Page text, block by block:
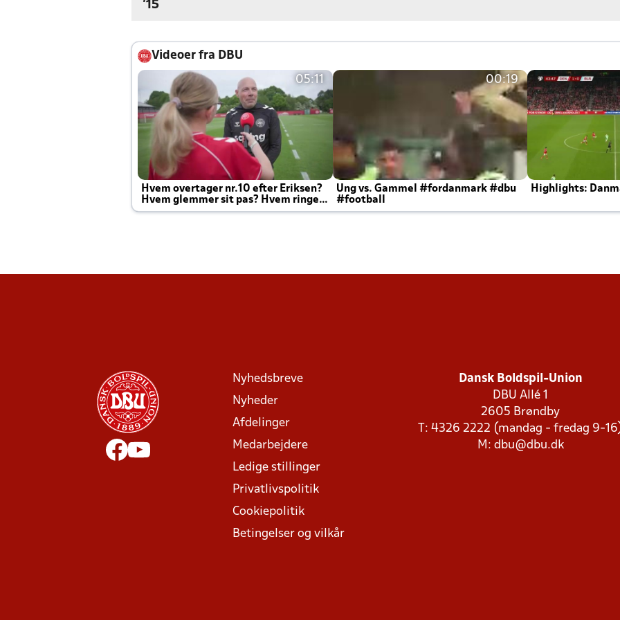
'15
Videoer fra DBU
05:11
Hvem overtager nr.10 efter Eriksen?
Hvem glemmer sit pas? Hvem ringer
Joachim altid til efter kampe?
00:19
Ung vs. Gammel #fordanmark #dbu
#football
Highlights:
Nyhedsbreve
Nyheder
Afdelinger
Medarbejdere
Ledige stillinger
Privatlivspolitik
Cookiepolitik
Betingelser og vilkår
Dansk Boldspil-Union
DBU Allé 1
2605 Brøndby
T: 4326 2222 (mandag - fredag 9-
M: dbu@dbu.dk